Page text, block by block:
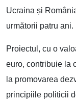
Ucraina și
următorii patru ani.
Proiectul, cu o
euro, contribuie la
la promovarea
principiile politicii